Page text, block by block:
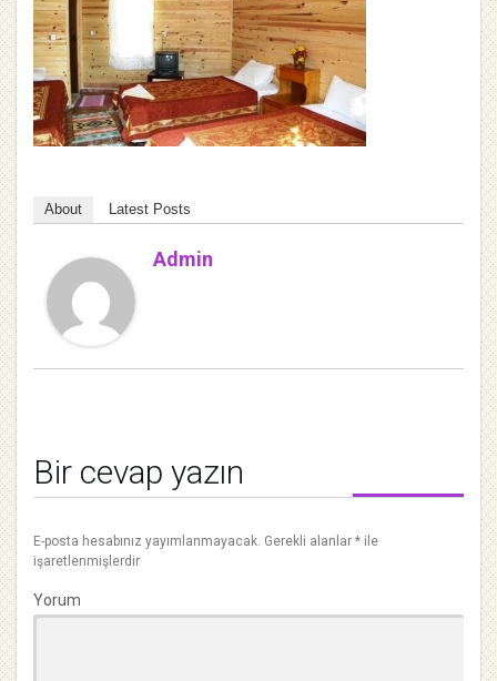
About Latest Posts
Admin
Bir cevap yazın
E-posta hesabınız yayımlanmayacak. Gerekli alanlar * ile
işaretlenmişlerdir
Yorum